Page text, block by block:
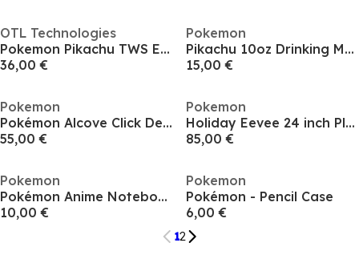
OTL Technologies
Pokemon Pikachu TWS Earbuds
36,00 €
Pokemon
Pikachu 10oz Drinking Mug
15,00 €
Pokemon
Pokémon Alcove Click Deck Box - Sinnoh
55,00 €
Pokemon
Holiday Eevee 24 inch Plush
85,00 €
Pokemon
Pokémon Anime Notebook & Pencil
10,00 €
Pokemon
Pokémon - Pencil Case
6,00 €
12